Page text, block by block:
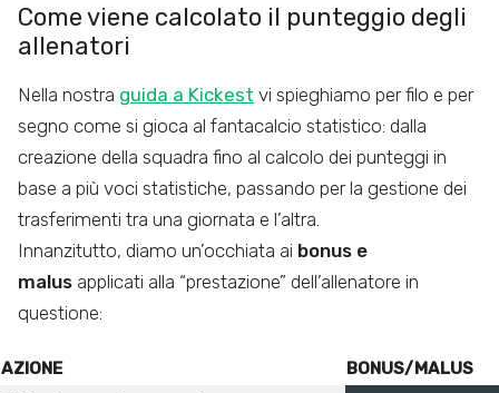
Come viene calcolato il punteggio degli
allenatori
Nella nostra guida a Kickest vi spieghiamo per filo e per
segno come si gioca al fantacalcio statistico: dalla
creazione della squadra fino al calcolo dei punteggi in
base a più voci statistiche, passando per la gestione dei
trasferimenti tra una giornata e l’altra.
Innanzitutto, diamo un’occhiata ai bonus e
malus applicati alla “prestazione” dell’allenatore in
questione:
AZIONE
BONUS/MALUS